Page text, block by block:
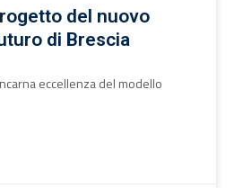
del nuovo
di Brescia
eccellenza del modello